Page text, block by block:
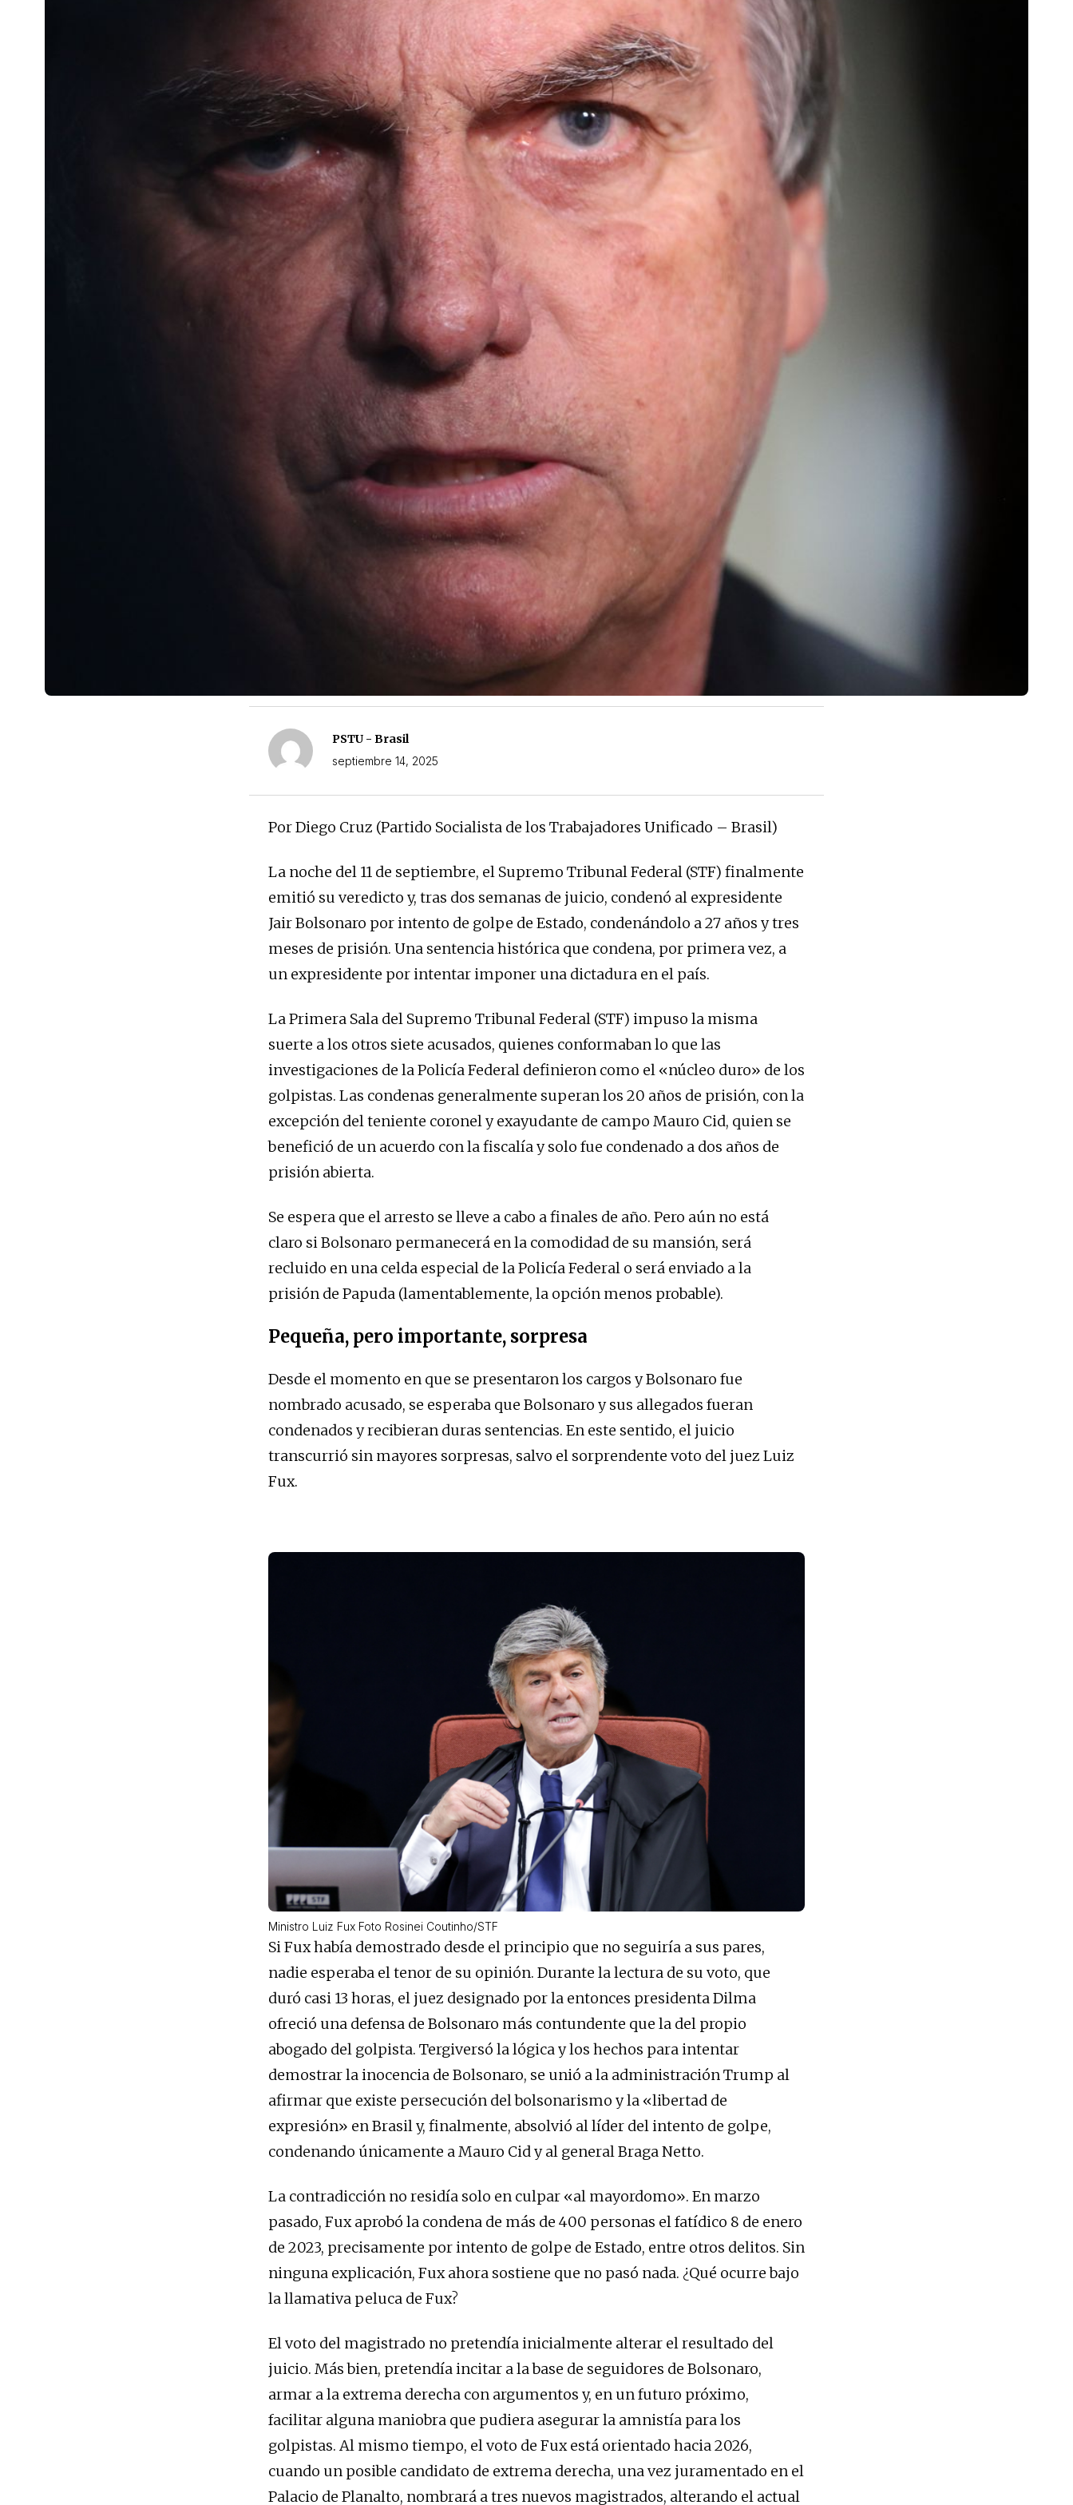
PSTU - Brasil
septiembre 14, 2025
Por Diego Cruz (Partido Socialista de los Trabajadores Unificado – Brasil)
La noche del 11 de septiembre, el Supremo Tribunal Federal (STF) finalmente
emitió su veredicto y, tras dos semanas de juicio, condenó al expresidente
Jair Bolsonaro por intento de golpe de Estado, condenándolo a 27 años y tres
meses de prisión. Una sentencia histórica que condena, por primera vez, a
un expresidente por intentar imponer una dictadura en el país.
La Primera Sala del Supremo Tribunal Federal (STF) impuso la misma
suerte a los otros siete acusados, quienes conformaban lo que las
investigaciones de la Policía Federal definieron como el «núcleo duro» de los
golpistas. Las condenas generalmente superan los 20 años de prisión, con la
excepción del teniente coronel y exayudante de campo Mauro Cid, quien se
benefició de un acuerdo con la fiscalía y solo fue condenado a dos años de
prisión abierta.
Se espera que el arresto se lleve a cabo a finales de año. Pero aún no está
claro si Bolsonaro permanecerá en la comodidad de su mansión, será
recluido en una celda especial de la Policía Federal o será enviado a la
prisión de Papuda (lamentablemente, la opción menos probable).
Pequeña, pero importante, sorpresa
Desde el momento en que se presentaron los cargos y Bolsonaro fue
nombrado acusado, se esperaba que Bolsonaro y sus allegados fueran
condenados y recibieran duras sentencias. En este sentido, el juicio
transcurrió sin mayores sorpresas, salvo el sorprendente voto del juez Luiz
Fux.
Ministro Luiz Fux Foto Rosinei Coutinho/STF
Si Fux había demostrado desde el principio que no seguiría a sus pares,
nadie esperaba el tenor de su opinión. Durante la lectura de su voto, que
duró casi 13 horas, el juez designado por la entonces presidenta Dilma
ofreció una defensa de Bolsonaro más contundente que la del propio
abogado del golpista. Tergiversó la lógica y los hechos para intentar
demostrar la inocencia de Bolsonaro, se unió a la administración Trump al
afirmar que existe persecución del bolsonarismo y la «libertad de
expresión» en Brasil y, finalmente, absolvió al líder del intento de golpe,
condenando únicamente a Mauro Cid y al general Braga Netto.
La contradicción no residía solo en culpar «al mayordomo». En marzo
pasado, Fux aprobó la condena de más de 400 personas el fatídico 8 de enero
de 2023, precisamente por intento de golpe de Estado, entre otros delitos. Sin
ninguna explicación, Fux ahora sostiene que no pasó nada. ¿Qué ocurre bajo
la llamativa peluca de Fux?
El voto del magistrado no pretendía inicialmente alterar el resultado del
juicio. Más bien, pretendía incitar a la base de seguidores de Bolsonaro,
armar a la extrema derecha con argumentos y, en un futuro próximo,
facilitar alguna maniobra que pudiera asegurar la amnistía para los
golpistas. Al mismo tiempo, el voto de Fux está orientado hacia 2026,
cuando un posible candidato de extrema derecha, una vez juramentado en el
Palacio de Planalto, nombrará a tres nuevos magistrados, alterando el actual